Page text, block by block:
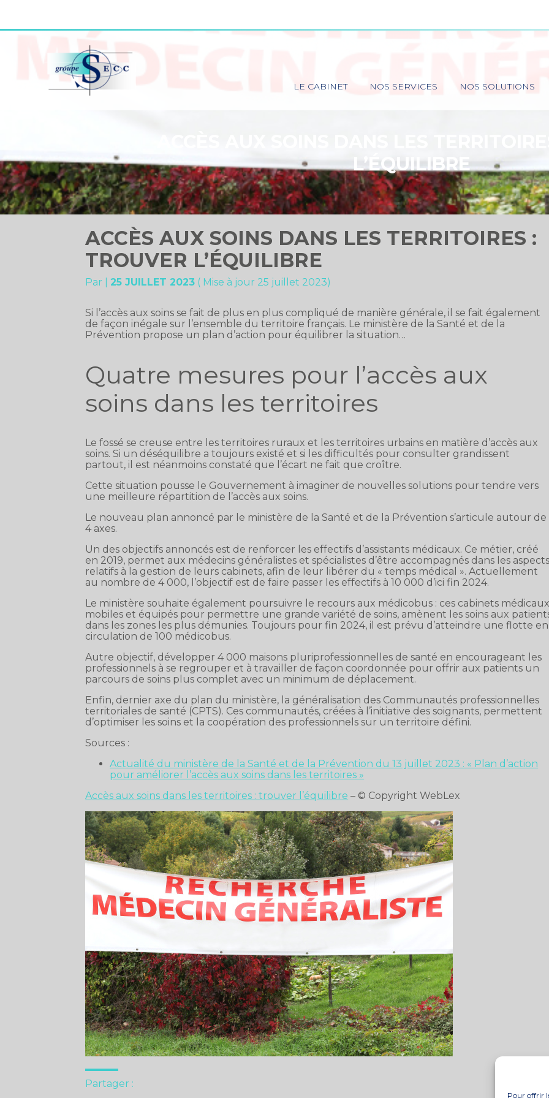
Pour offrir
Principal
LE CABINET NOS SERVICES NOS SOLUTIONS
L’ÉQUILIBRE
ACCÈS AUX SOINS DANS LES TERRITOIRES :
TROUVER L’ÉQUILIBRE
Par 25 JUILLET 2023 ( Mise à jour 25 juillet 2023)
Si l’accès aux soins se fait de plus en plus compliqué de manière générale, il se fait également
de façon inégale sur l’ensemble du territoire français. Le ministère de la Santé et de la
Prévention propose un plan d’action pour équilibrer la situation…
Quatre mesures pour l’accès aux
soins dans les territoires
Le fossé se creuse entre les territoires ruraux et les territoires urbains en matière d’accès aux
soins. Si un déséquilibre a toujours existé et si les difficultés pour consulter grandissent
partout, il est néanmoins constaté que l’écart ne fait que croître.
Cette situation pousse le Gouvernement à imaginer de nouvelles solutions pour tendre vers
une meilleure répartition de l’accès aux soins.
Le nouveau plan annoncé par le ministère de la Santé et de la Prévention s’articule autour de
4 axes.
Un des objectifs annoncés est de renforcer les effectifs d’assistants médicaux. Ce métier, créé
en 2019, permet aux médecins généralistes et spécialistes d’être accompagnés dans les aspects
relatifs à la gestion de leurs cabinets, afin de leur libérer du « temps médical ». Actuellement
au nombre de 4 000, l’objectif est de faire passer les effectifs à 10 000 d’ici fin 2024.
Le ministère souhaite également poursuivre le recours aux médicobus : ces cabinets médicaux
mobiles et équipés pour permettre une grande variété de soins, amènent les soins aux
dans les zones les plus démunies. Toujours pour fin 2024, il est prévu d’atteindre une flotte en
circulation de 100 médicobus.
Autre objectif, développer 4 000 maisons pluriprofessionnelles de santé en encourageant les
professionnels à se regrouper et à travailler de façon coordonnée pour offrir aux patients un
parcours de soins plus complet avec un minimum de déplacement.
Enfin, dernier axe du plan du ministère, la généralisation des Communautés professionnelles
territoriales de santé (CPTS). Ces communautés, créées à l’initiative des soignants, permettent
d’optimiser les soins et la coopération des professionnels sur un territoire défini.
Sources :
Actualité du ministère de la Santé et de la Prévention du 13 juillet 2023 : « Plan d’action
pour améliorer l’accès aux soins dans les territoires »
Accès aux soins dans les territoires : trouver l’équilibre – © Copyright WebLex
Partager :